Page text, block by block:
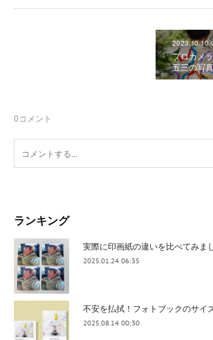
2023.10.10
プロカメ
五三の写
0コメント
ランキング
実際に印画紙の違いを比べてみま
2025.01.24 06:35
不安を払拭！フォトブックのサイ
2025.08.14 00:30